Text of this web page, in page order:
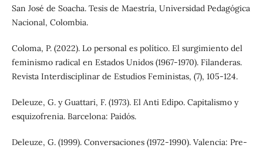
San José de Soacha. Tesis de Maestría, Universidad Pedagógica
Nacional, Colombia.
Coloma, P. (2022). Lo personal es político. El surgimiento del
feminismo radical en Estados Unidos (1967-1970). Filanderas.
Revista Interdisciplinar de Estudios Feministas, (7), 105-124.
Deleuze, G. y Guattari, F. (1973). El Anti Edipo. Capitalismo y
esquizofrenia. Barcelona: Paidós.
Deleuze, G. (1999). Conversaciones (1972-1990). Valencia: Pre-